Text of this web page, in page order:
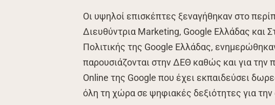
Οι υψηλοί επισκέπτες ξεναγήθηκαν στο
Διευθύντρια Marketing, Google Ελλάδας και
Πολιτικής της Google Ελλάδας,
παρουσιάζονται στην ΔΕΘ καθώς και για
Online της Google που έχει εκπαιδεύσει
όλη τη χώρα σε ψηφιακές δεξιότητες για